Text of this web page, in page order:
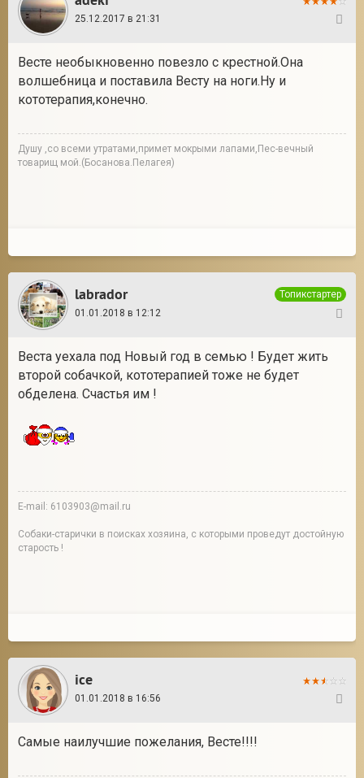
25.12.2017 в 21:31
Весте необыкновенно повезло с крестной.Она
волшебница и поставила Весту на ноги.Ну и
кототерапия,конечно.
Душу ,со всеми утратами,примет мокрыми лапами,Пес-вечный
товарищ мой.(Босанова.Пелагея)
labrador
Топикстартер
01.01.2018 в 12:12
Веста уехала под Новый год в семью ! Будет жить
второй собачкой, кототерапией тоже не будет
обделена. Счастья им !
E-mail: 6103903@mail.ru
Собаки-старички в поисках хозяина, с которыми проведут достойную
старость !
ice
01.01.2018 в 16:56
Самые наилучшие пожелания, Весте!!!!